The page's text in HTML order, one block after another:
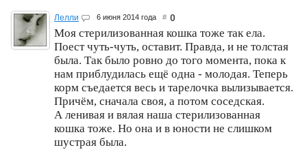
Лелли 6 июня 2014 года # 0
Моя стерилизованная кошка тоже так ела.
Поест чуть-чуть, оставит. Правда, и не толстая
была. Так было ровно до того момента, пока к
нам приблудилась ещё одна - молодая. Теперь
корм съедается весь и тарелочка вылизывается.
Причём, сначала своя, а потом соседская.
А ленивая и вялая наша стерилизованная
кошка тоже. Но она и в юности не слишком
шустрая была.